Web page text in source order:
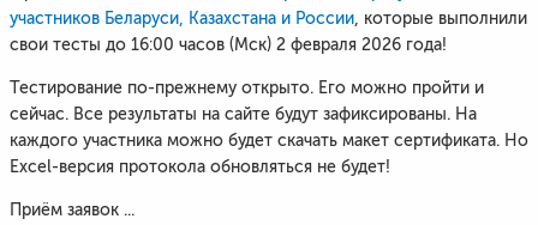
участников Беларуси, Казахстана и России , которые выполнили
свои тесты до 16:00 часов (Мск) 2 февраля 2026 года!
Тестирование по-прежнему открыто. Его можно пройти и
сейчас. Все результаты на сайте будут зафиксированы. На
каждого участника можно будет скачать макет сертификата. Но
Еxcel-версия протокола обновляться не будет!
Приём заявок ...